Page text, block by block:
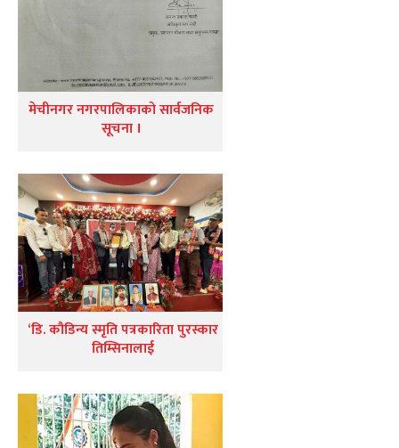
मेचीनगर नगरपालिकाको सार्वजनिक
सूचना ।
‘डि. कौडिन्य स्मृति पत्रकारिता पुरस्कार
तिम्सिनालाई